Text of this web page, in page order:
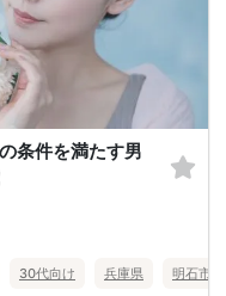
条件を満たす男
30代向け 兵庫県 明石市